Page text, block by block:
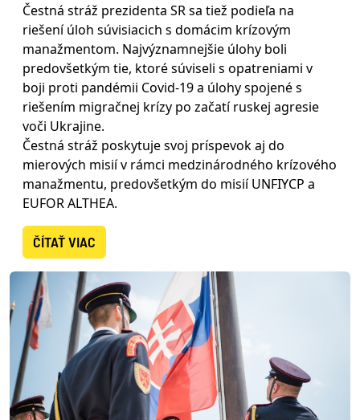
Čestná stráž prezidenta SR sa tiež podieľa na
riešení úloh súvisiacich s domácim krízovým
manažmentom. Najvýznamnejšie úlohy boli
predovšetkým tie, ktoré súviseli s opatreniami v
boji proti pandémii Covid-19 a úlohy spojené s
riešením migračnej krízy po začatí ruskej agresie
voči Ukrajine.
Čestná stráž poskytuje svoj príspevok aj do
mierových misií v rámci medzinárodného krízového
manažmentu, predovšetkým do misií UNFIYCP a
EUFOR ALTHEA.
ČÍTAŤ VIAC